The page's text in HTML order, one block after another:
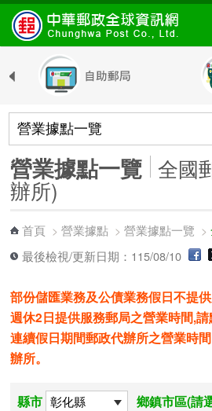
跳到主要內容區塊
營業據點一覽 全國
辦所)
首頁 >營業據點 >營業據點一覽 >
最後檢視/更新日期：115/08/10
部份儲匯業務及公債業務假日不提供
週休2日提供服務郵局之營業時間,請
連續假日期間郵政代辦所之營業時
辦所。
縣市 鄉鎮市區(請